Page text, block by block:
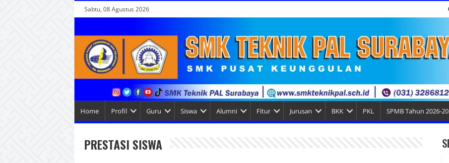
Sabtu, 08 Agustus 2026
Home Profil Guru Siswa Alumni Fitur Jurusan BKK PKL SPMB Tahun 2026-
PRESTASI SISWA